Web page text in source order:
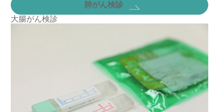
肺がん検診
大腸がん検診